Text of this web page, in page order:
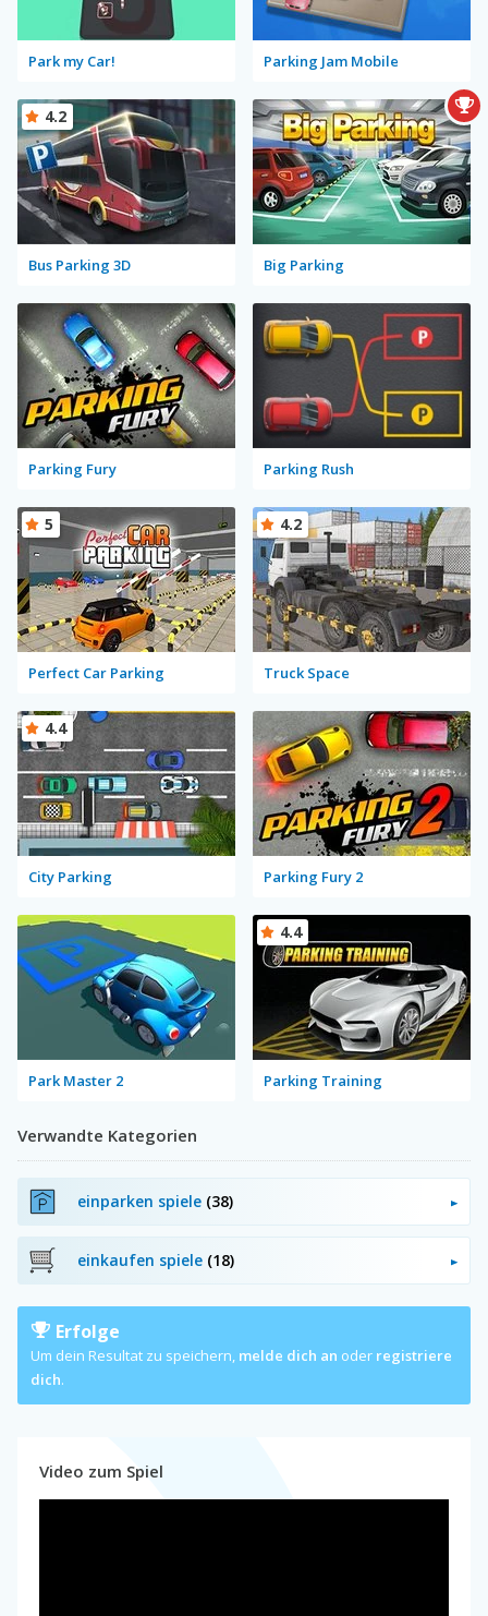
Park my Car! Parking Jam Mobile
Bus Parking 3D
4.2
Big Parking
Parking Fury Parking Rush
Perfect Car Parking
5
Truck Space
4.2
City Parking
4.4
Parking Fury 2
Park Master 2 Parking Training
4.4
Verwandte Kategorien
einparken spiele (38)
einkaufen spiele (18)
Erfolge
Um dein Resultat zu speichern, melde dich an oder registriere
dich.
Video zum Spiel